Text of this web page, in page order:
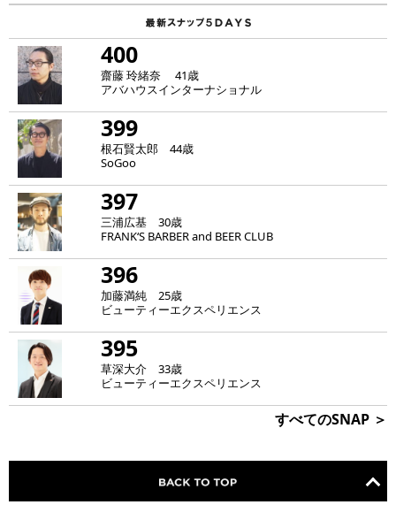
400
齋藤 玲緒奈 41歳
アバハウスインターナショナル
399
根石賢太郎 44歳
SoGoo
397
三浦広基 30歳
FRANK‘S BARBER and BEER CLUB
396
加藤満純 25歳
ビューティーエクスペリエンス
395
草深大介 33歳
ビューティーエクスペリエンス
すべてのSNAP ＞